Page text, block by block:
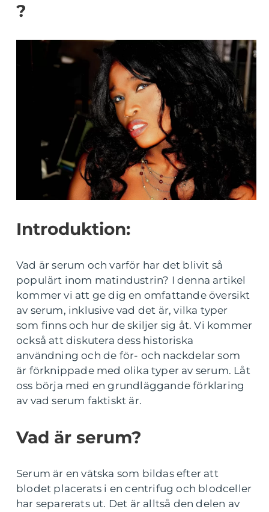
?
Introduktion:
Vad är serum och varför har det blivit så
populärt inom matindustrin? I denna artikel
kommer vi att ge dig en omfattande översikt
av serum, inklusive vad det är, vilka typer
som finns och hur de skiljer sig åt. Vi kommer
också att diskutera dess historiska
användning och de för- och nackdelar som
är förknippade med olika typer av serum. Låt
oss börja med en grundläggande förklaring
av vad serum faktiskt är.
Vad är serum?
Serum är en vätska som bildas efter att
blodet placerats i en centrifug och blodceller
har separerats ut. Det är alltså den delen av